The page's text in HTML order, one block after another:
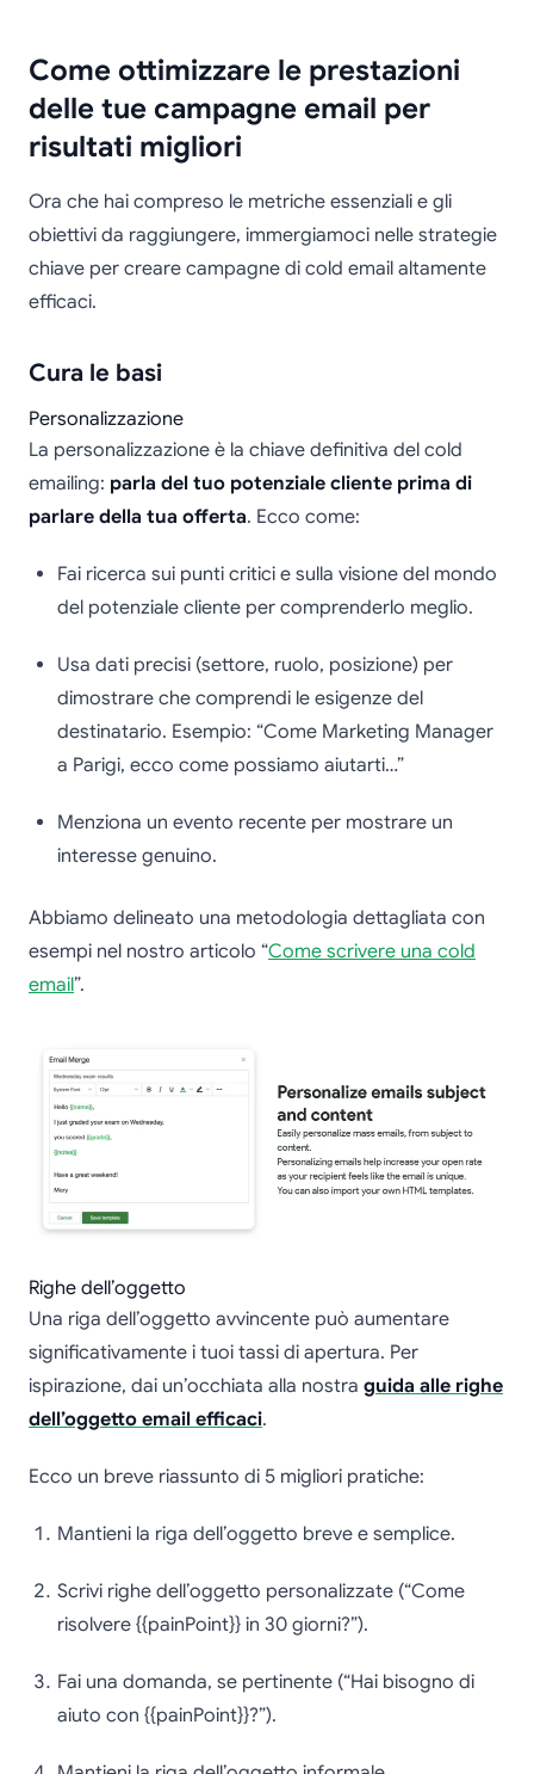
Come ottimizzare le prestazioni
delle tue campagne email per
risultati migliori
Ora che hai compreso le metriche essenziali e gli
obiettivi da raggiungere, immergiamoci nelle strategie
chiave per creare campagne di cold email altamente
efficaci.
Cura le basi
Personalizzazione
La personalizzazione è la chiave definitiva del cold
emailing: parla del tuo potenziale cliente prima di
parlare della tua offerta. Ecco come:
Fai ricerca sui punti critici e sulla visione del mondo
del potenziale cliente per comprenderlo meglio.
Usa dati precisi (settore, ruolo, posizione) per
dimostrare che comprendi le esigenze del
destinatario. Esempio: “Come Marketing Manager
a Parigi, ecco come possiamo aiutarti…”
Menziona un evento recente per mostrare un
interesse genuino.
Abbiamo delineato una metodologia dettagliata con
esempi nel nostro articolo “Come scrivere una cold
email”.
Righe dell’oggetto
Una riga dell’oggetto avvincente può aumentare
significativamente i tuoi tassi di apertura. Per
ispirazione, dai un’occhiata alla nostra guida alle righe
dell’oggetto email efficaci.
Ecco un breve riassunto di 5 migliori pratiche:
Mantieni la riga dell’oggetto breve e semplice.
Scrivi righe dell’oggetto personalizzate (“Come
risolvere {{painPoint}} in 30 giorni?”).
Fai una domanda, se pertinente (“Hai bisogno di
aiuto con {{painPoint}}?”).